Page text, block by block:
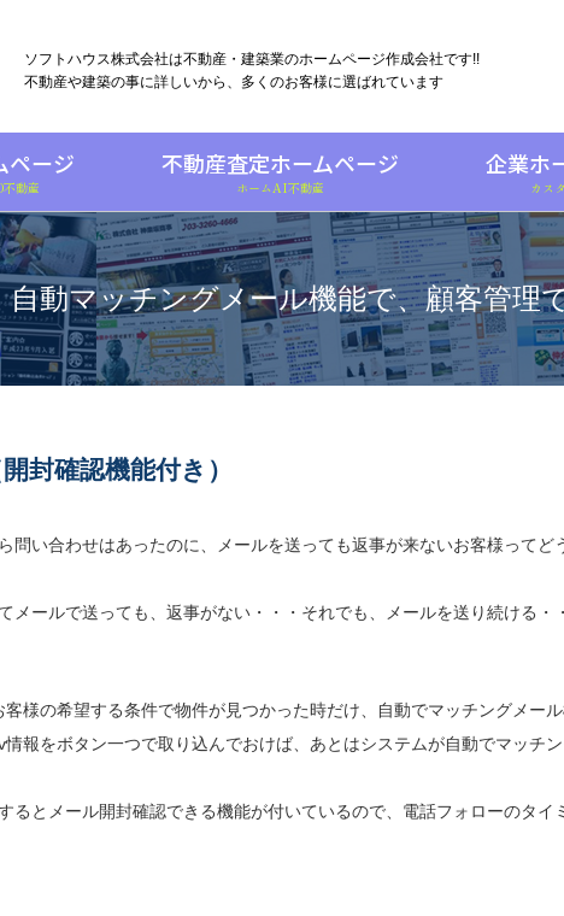
ソフトハウス株式会社は不動産・建築業のホームページ作成会社です!!
不動産や建築の事に詳しいから、多くのお客様に選ばれています
ページ
不動産
不動産査定ホームページ
ホームAI不動産
企業ホ
カス
自動マッチングメール機能で、顧客管理
封確認機能付き）
問い合わせはあったのに、メールを送っても返事が来ないお客様ってど
メールで送っても、返事がない・・・それでも、メールを送り続ける・
様の希望する条件で物件が見つかった時だけ、自動でマッチングメール
報をボタン一つで取り込んでおけば、あとはシステムが自動でマッチ
るとメール開封確認できる機能が付いているので、電話フォローのタイ